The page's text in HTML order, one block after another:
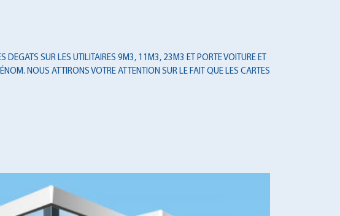
SUR LES UTILITAIRES 9M3, 11M3, 23M3 ET PORTE VOITURE ET
NOUS ATTIRONS VOTRE ATTENTION SUR LE FAIT QUE LES CARTES